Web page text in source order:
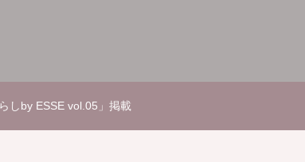
しby ESSE vol.05」掲載